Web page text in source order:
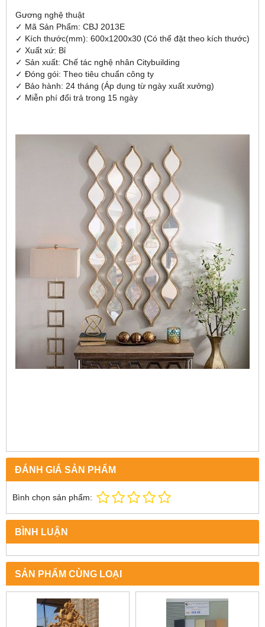
Gương nghệ thuật
✓ Mã Sản Phẩm: CBJ 2013E
✓ Kích thước(mm): 600x1200x30 (Có thể đặt theo kích thước)
✓ Xuất xứ: Bỉ
✓ Sản xuất: Chế tác nghệ nhân Citybuilding
✓ Đóng gói: Theo tiêu chuẩn công ty
✓ Bảo hành: 24 tháng (Áp dụng từ ngày xuất xưởng)
✓ Miễn phí đổi trả trong 15 ngày
ĐÁNH GIÁ SẢN PHẨM
Bình chọn sản phẩm:
BÌNH LUẬN
SẢN PHẨM CÙNG LOẠI